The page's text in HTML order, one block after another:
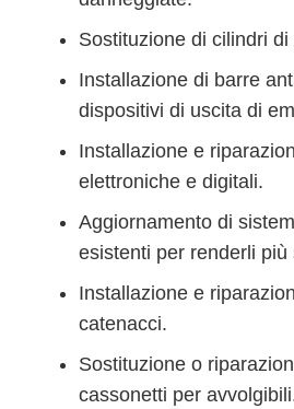
Sostituzione di cilindri di
Installazione di barre
dispositivi di uscita di
Installazione e
elettroniche e digitali.
Aggiornamento di
esistenti per renderli più
Installazione e
catenacci.
Sostituzione o
cassonetti per